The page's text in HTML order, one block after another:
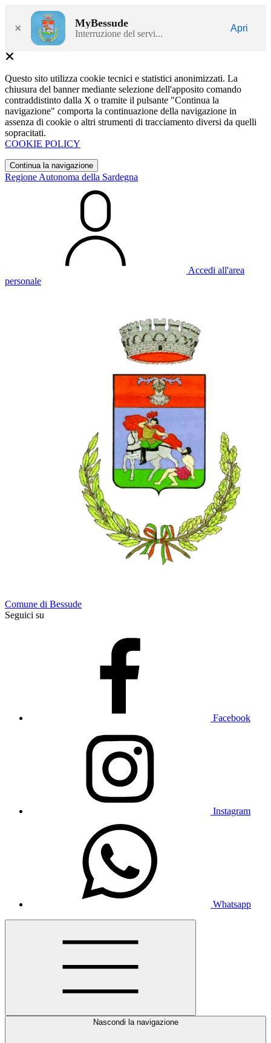
× MyBessude
Interruzione del servi...
Apri
Questo sito utilizza cookie tecnici e statistici anonimizzati. La
chiusura del banner mediante selezione dell'apposito comando
contraddistinto dalla X o tramite il pulsante "Continua la
navigazione" comporta la continuazione della navigazione in
assenza di cookie o altri strumenti di tracciamento diversi da quelli
sopracitati.
COOKIE POLICY
Continua la navigazione
Regione Autonoma della Sardegna
Accedi all'area
personale
Comune di Bessude
Seguici su
Facebook
Instagram
Whatsapp
Nascondi la navigazione